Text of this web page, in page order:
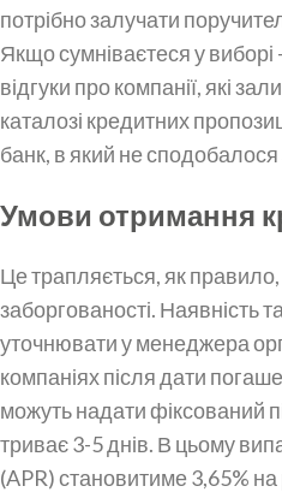
потрібно залучати
Якщо сумніваєтеся у
відгуки про компанії, які
каталозі кредитних
банк, в який не
Умови отримання
Це трапляється, як
заборгованості. Наявність
уточнювати у менеджера
компаніях після дати
можуть надати фіксований
триває 3-5 днів. В цьому
(APR) становитиме 3,65% на